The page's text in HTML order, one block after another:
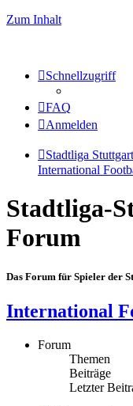
Zum Inhalt
Schnellzugriff
FAQ
Anmelden
Stadtliga
International
Stadtliga-
Forum
Das Forum für Spieler der
International
Forum
Themen
Beiträge
Letzter